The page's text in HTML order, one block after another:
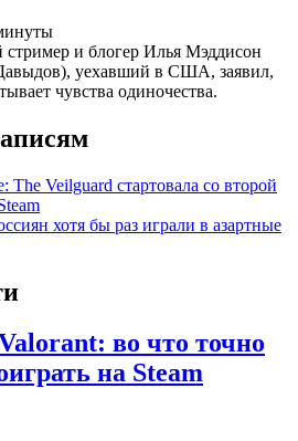
и блогер Илья Мэддисон
уехавший в США, заявил,
чувства одиночества.
The Veilguard стартовала со второй
хотя бы раз играли в азартные
во что точно
на Steam